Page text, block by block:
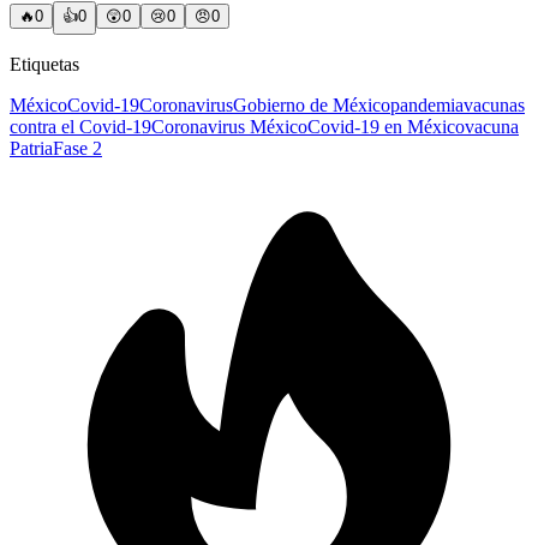
🔥0 👍0 😲0 😢0 😠0
Etiquetas
MéxicoCovid-19CoronavirusGobierno de Méxicopandemiavacunas
contra el Covid-19Coronavirus MéxicoCovid-19 en Méxicovacuna
PatriaFase 2